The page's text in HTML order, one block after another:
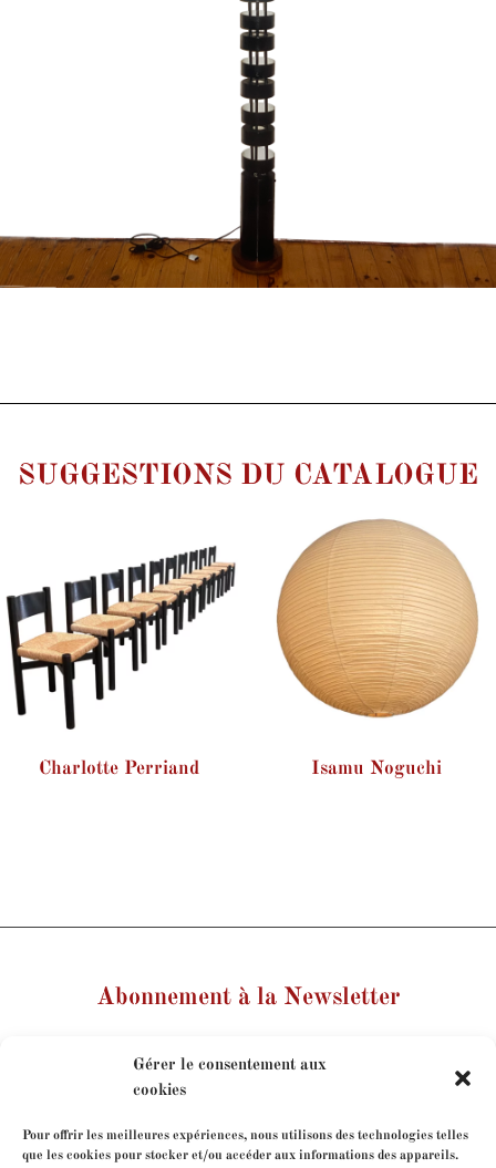
Gérer le consentement aux
cookies
Pour offrir les meilleures expériences, nous utilisons des technologies telles
que les cookies pour stocker et/ou accéder aux informations des appareils.
SUGGESTIONS DU CATALOGUE
Charlotte Perriand Isamu Noguchi
Abonnement à la Newsletter